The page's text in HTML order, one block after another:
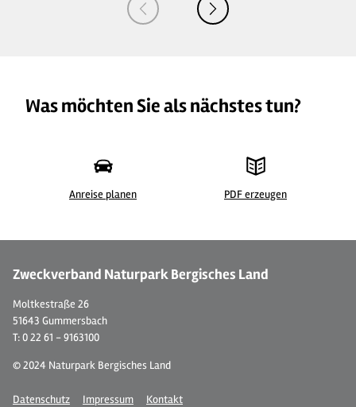
Was möchten Sie als nächstes tun?
Anreise planen PDF erzeugen
Zweckverband Naturpark Bergisches Land
Moltkestraße 26
51643 Gummersbach
T: 0 22 61 - 9163100
© 2024 Naturpark Bergisches Land
Datenschutz Impressum Kontakt